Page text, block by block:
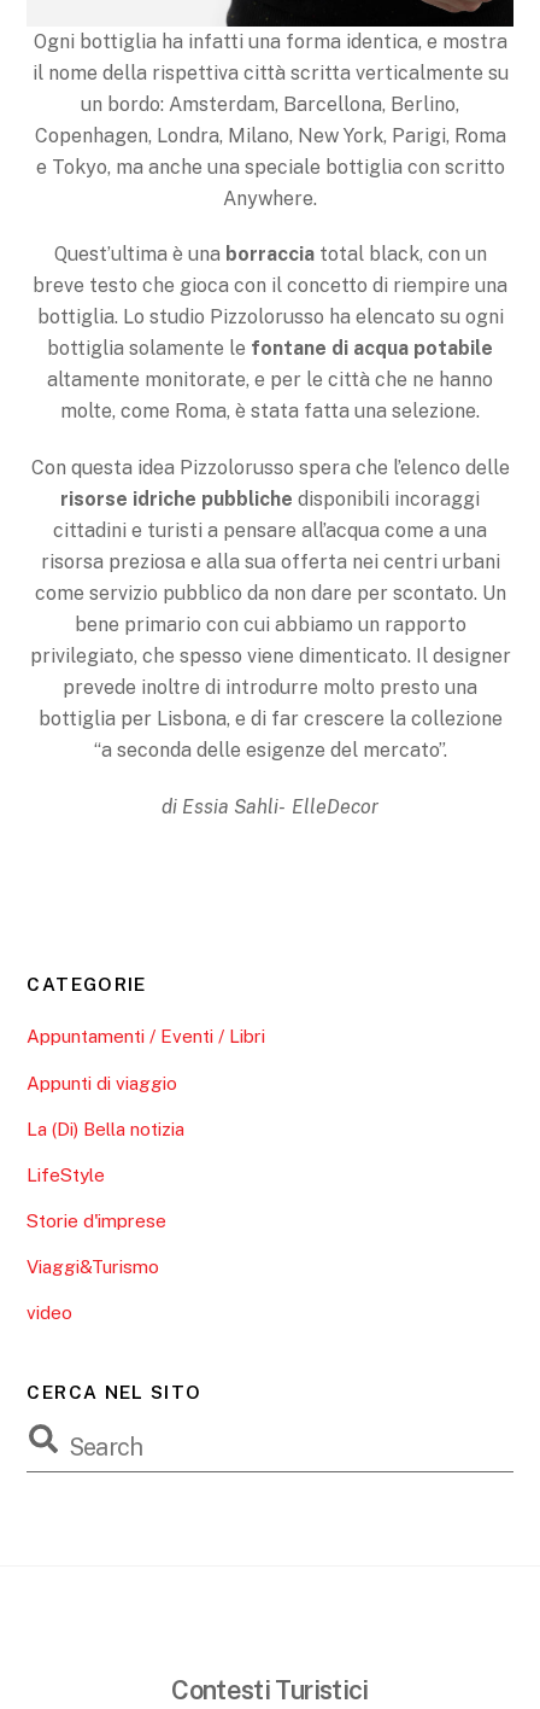
Ogni bottiglia ha infatti una forma identica, e mostra
il nome della rispettiva città scritta verticalmente su
un bordo: Amsterdam, Barcellona, ​​Berlino,
Copenhagen, Londra, Milano, New York, Parigi, Roma
e Tokyo, ma anche una speciale bottiglia con scritto
Anywhere.
Quest’ultima è una borracciatotal black, con un
breve testo che gioca con il concetto di riempire una
bottiglia. Lo studio Pizzolorusso ha elencato su ogni
bottiglia solamente le fontane di acqua potabile
altamente monitorate, e per le città che ne hanno
molte, come Roma, è stata fatta una selezione.
Con questa idea Pizzolorusso spera che l’elenco delle
risorse idriche pubbliche disponibili incoraggi
cittadini e turisti a pensare all’acqua come a una
risorsa preziosa e alla sua offerta nei centri urbani
come servizio pubblico da non dare per scontato. Un
bene primario con cui abbiamo un rapporto
privilegiato, che spesso viene dimenticato. Il designer
prevede inoltre di introdurre molto presto una
bottiglia per Lisbona, e di far crescere la collezione
“a seconda delle esigenze del mercato”.
di Essia Sahli- ElleDecor
CATEGORIE
Appuntamenti / Eventi / Libri
Appunti di viaggio
La (Di) Bella notizia
LifeStyle
Storie d'imprese
Viaggi&Turismo
video
CERCA NEL SITO
Contesti Turistici